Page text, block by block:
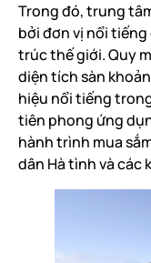
Trong đó, trung
bởi đơn vị nổi
trúc thế giới. Quy
diện tích sàn
hiệu nổi tiếng
tiên phong ứng
hành trình mua
dân Hà tình và các